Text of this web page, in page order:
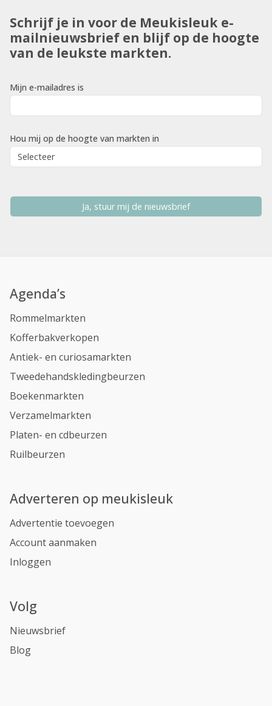
Schrijf je in voor de Meukisleuk e-
mailnieuwsbrief en blijf op de hoogte
van de leukste markten.
Mijn e-mailadres is
Hou mij op de hoogte van markten in
Ja, stuur mij de nieuwsbrief
Agenda’s
Rommelmarkten
Kofferbakverkopen
Antiek- en curiosamarkten
Tweedehandskledingbeurzen
Boekenmarkten
Verzamelmarkten
Platen- en cdbeurzen
Ruilbeurzen
Adverteren op meukisleuk
Advertentie toevoegen
Account aanmaken
Inloggen
Volg
Nieuwsbrief
Blog